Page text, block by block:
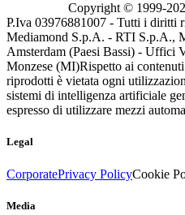
Copyright © 1999-
P.Iva 03976881007 - Tutti i diritti
Mediamond S.p.A. - RTI S.p.A.,
Amsterdam (Paesi Bassi) - Uffici
Monzese (MI)Rispetto ai
riprodotti è vietata ogni
sistemi di intelligenza artificiale
espresso di utilizzare mezzi
Legal
CorporatePrivacy PolicyCookie
Media